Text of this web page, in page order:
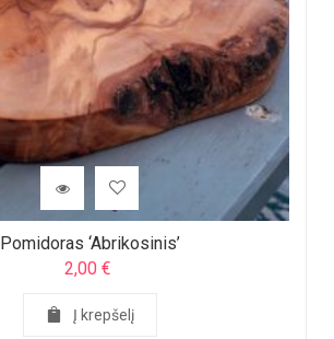
Pomidoras ‘Abrikosinis’
2,00 €
Į krepšelį